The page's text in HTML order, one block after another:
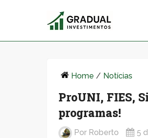
Home / Notícias
ProUNI, FIES,
programas!
Por Roberto 5